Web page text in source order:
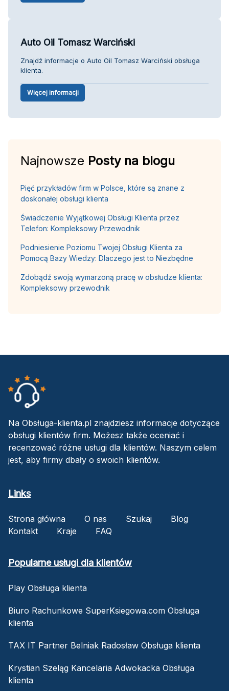
Auto Oil Tomasz Warciński
Znajdź informacje o Auto Oil Tomasz Warciński obsługa
klienta.
Więcej informacji
Najnowsze Posty na blogu
Pięć przykładów firm w Polsce, które są znane z
doskonałej obsługi klienta
Świadczenie Wyjątkowej Obsługi Klienta przez
Telefon: Kompleksowy Przewodnik
Podniesienie Poziomu Twojej Obsługi Klienta za
Pomocą Bazy Wiedzy: Dlaczego jest to Niezbędne
Zdobądź swoją wymarzoną pracę w obsłudze klienta:
Kompleksowy przewodnik
Na Obsługa-klienta.pl znajdziesz informacje dotyczące
obsługi klientów firm. Możesz także oceniać i
recenzować różne usługi dla klientów. Naszym celem
jest, aby firmy dbały o swoich klientów.
Links
Strona główna O nas Szukaj
Blog
Kontakt
Kraje FAQ
Popularne usługi dla klientów
Play Obsługa klienta
Biuro Rachunkowe SuperKsiegowa.com Obsługa
klienta
TAX IT Partner Belniak Radosław Obsługa klienta
Krystian Szeląg Kancelaria Adwokacka Obsługa
klienta